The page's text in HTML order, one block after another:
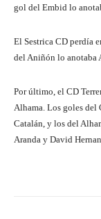
gol del Embid lo
El Sestrica CD perdía
del Aniñón lo anotaba
Por último, el CD
Alhama. Los goles del
Catalán, y los del
Aranda y David